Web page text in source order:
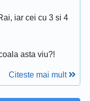
iar cei cu 3 si 4
asta viu?!
Citeste mai mult